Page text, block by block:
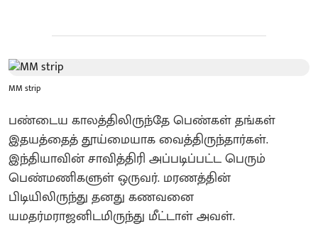
MM strip
பண்டைய காலத்திலிருந்தே பெண்கள் தங்கள்
இதயத்தைத் தூய்மையாக வைத்திருந்தார்கள்.
இந்தியாவின் சாவித்திரி அப்படிப்பட்ட பெரும்
பெண்மணிகளுள் ஒருவர். மரணத்தின்
பிடியிலிருந்து தனது கணவனை
யமதர்மராஜனிடமிருந்து மீட்டாள் அவள்.